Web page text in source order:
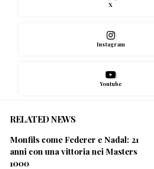
X
Instagram
Youtube
RELATED NEWS
Monfils come Federer e Nadal: 21
anni con una vittoria nei Masters
1000